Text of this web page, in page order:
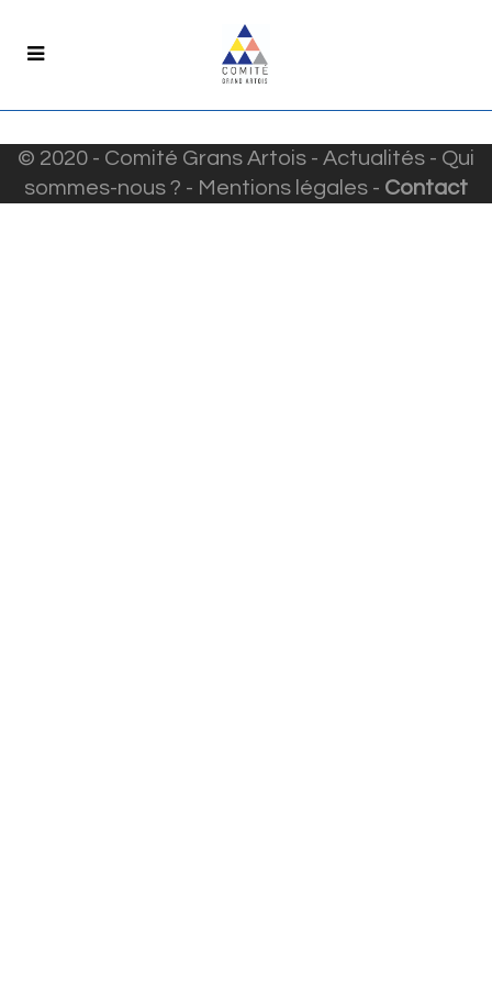
© 2020 - Comité Grans Artois - Actualités - Qui
sommes-nous ? - Mentions légales - Contact